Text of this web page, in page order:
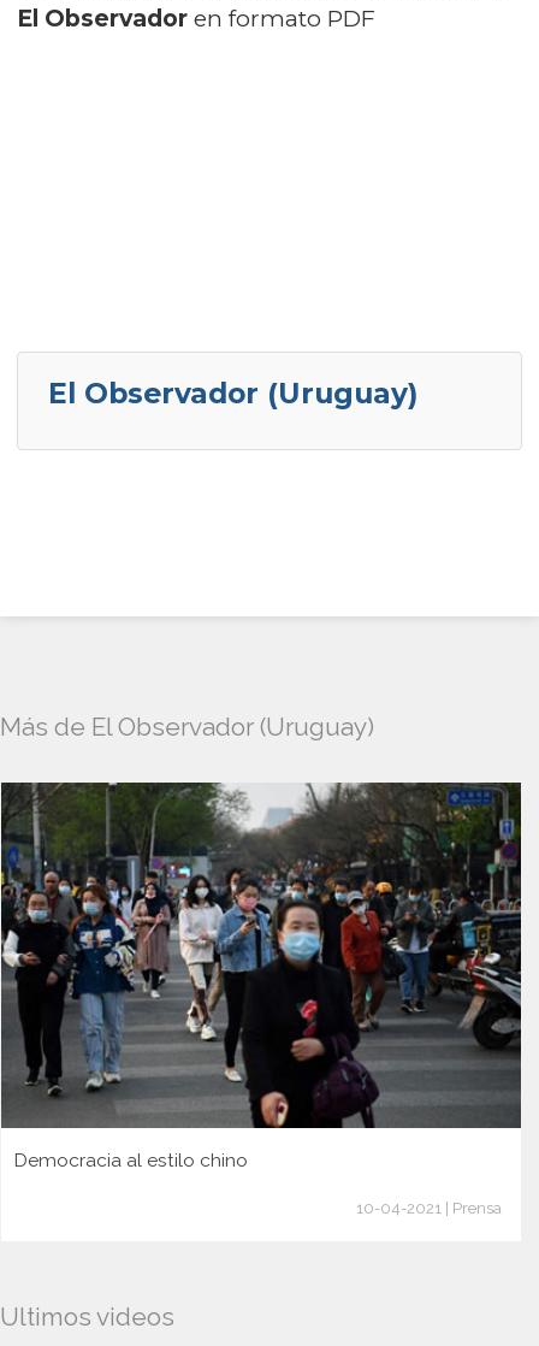
El Observador en formato PDF
El Observador (Uruguay)
Más de El Observador (Uruguay)
Democracia al estilo chino
10-04-2021 | Prensa
Ultimos videos